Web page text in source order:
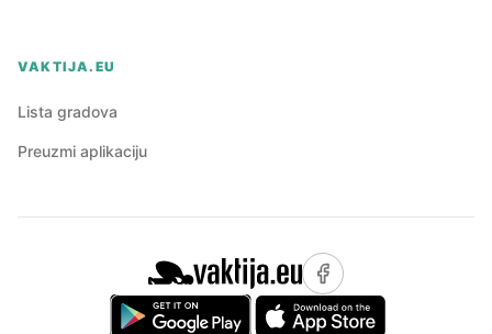
VAKTIJA.EU
Lista gradova
Preuzmi aplikaciju